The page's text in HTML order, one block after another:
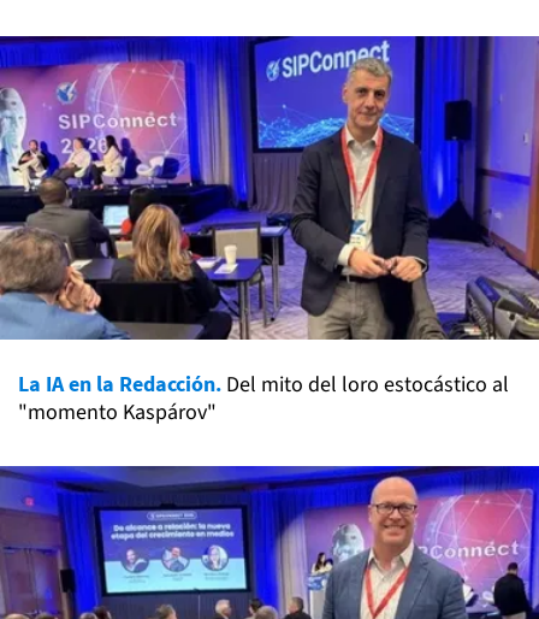
La IA en la Redacción. Del mito del loro estocástico al
"momento Kaspárov"